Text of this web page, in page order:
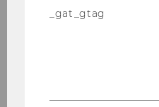
About the Department
_gat_gtag